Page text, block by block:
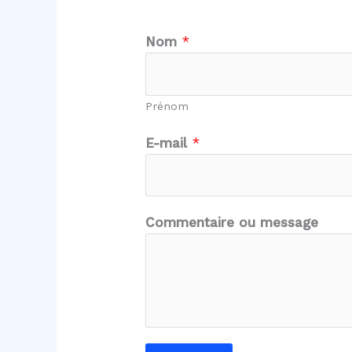
*
*
-
a
Nom *
Prénom
E-mail *
Commentaire ou message